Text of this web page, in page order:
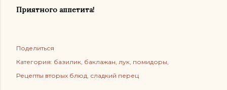
Приятного аппетита!
Поделиться
Категория: базилик баклажан лук помидоры
Рецепты вторых блюд сладкий перец